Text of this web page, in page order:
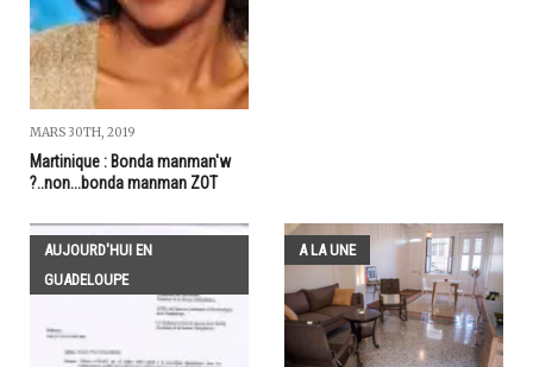
MARS 30TH, 2019
Martinique : Bonda manman'w
?..non...bonda manman ZOT
AUJOURD'HUI EN
GUADELOUPE
A LA UNE